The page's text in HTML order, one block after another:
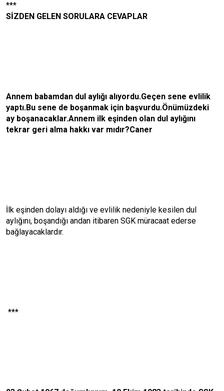
***
SİZDEN GELEN SORULARA CEVAPLAR
Annem babamdan dul aylığı alıyordu.Geçen sene evlilik
yaptı.Bu sene de boşanmak için başvurdu.Önümüzdeki
ay boşanacaklar.Annem ilk eşinden olan dul aylığını
tekrar geri alma hakkı var mıdır?Caner
İlk eşinden dolayı aldığı ve evlilik nedeniyle kesilen dul
aylığını, boşandığı andan itibaren SGK müracaat ederse
bağlayacaklardır.
***